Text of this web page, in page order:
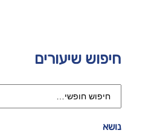
חיפוש שיעורים
נושא